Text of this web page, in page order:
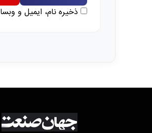
ذخیره نام، ایمیل و